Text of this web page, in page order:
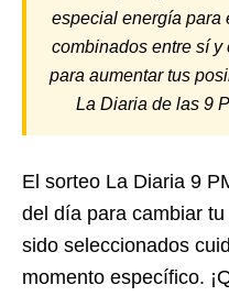
especial energía para
combinados entre sí y
para aumentar tus
La Diaria de las 9
El sorteo La Diaria 9
del día para cambiar
sido seleccionados
momento específico.